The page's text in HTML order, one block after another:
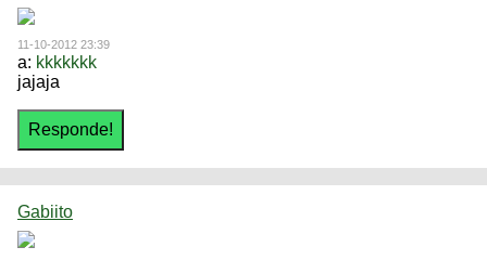
11-10-2012 23:39
a: kkkkkkk
jajaja
Gabiito